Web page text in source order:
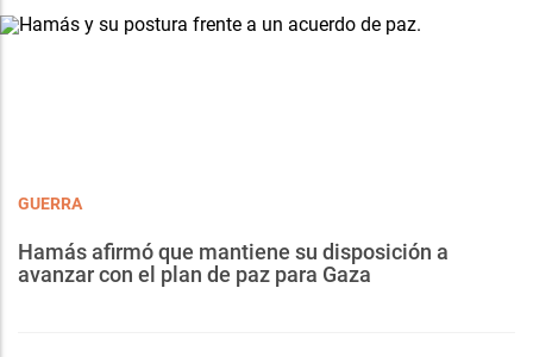
GUERRA
Hamás afirmó que mantiene su disposición a
avanzar con el plan de paz para Gaza